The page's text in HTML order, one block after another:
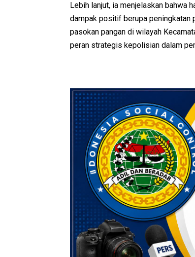
Lebih lanjut, ia menjelaskan bahwa
dampak positif berupa peningkatan
pasokan pangan di wilayah
peran strategis kepolisian dalam